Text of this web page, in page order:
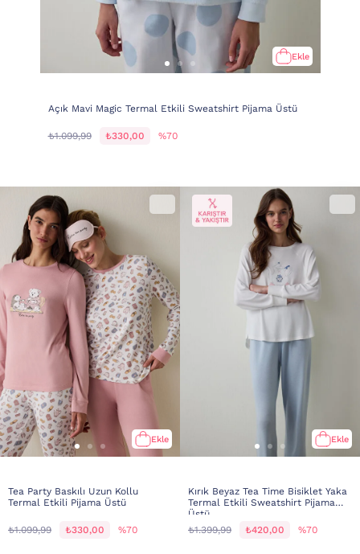
Ekle
Açık Mavi Magic Termal Etkili Sweatshirt Pijama Üstü
₺1.099,99 ₺330,00 %70
Ekle
Tea Party Baskılı Uzun Kollu
Termal Etkili Pijama Üstü
₺1.099,99 ₺330,00 %70
Ekle
Kırık Beyaz Tea Time Bisiklet Yaka
Termal Etkili Sweatshirt Pijama
Üstü
₺1.399,99
₺420,00 %70